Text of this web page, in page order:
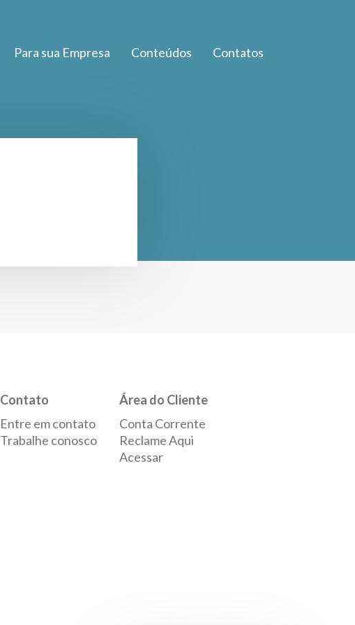
Para sua Empresa Conteúdos Contatos
Contato
Entre em contato
Trabalhe conosco
Área do Cliente
Conta Corrente
Reclame Aqui
Acessar